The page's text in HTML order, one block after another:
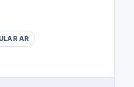
AR